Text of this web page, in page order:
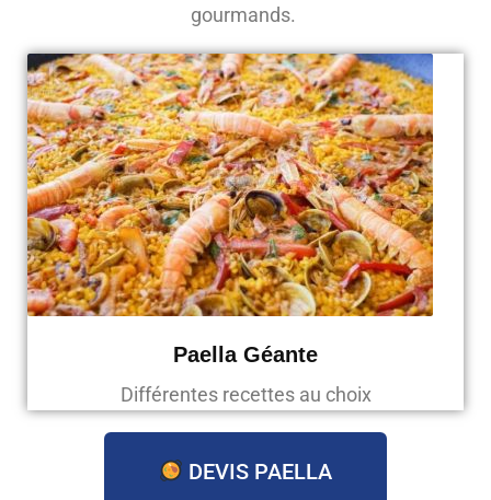
gourmands.
Paella Géante
Différentes recettes au choix
DEVIS PAELLA